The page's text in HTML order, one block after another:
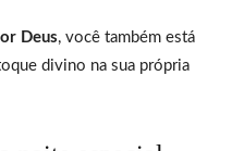
Deus, você também está
divino na sua própria